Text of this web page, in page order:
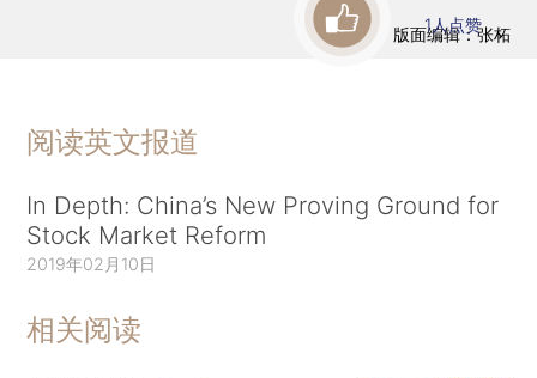
版面编辑：张柘
1人点赞
阅读英文报道
In Depth: China’s New Proving Ground for
Stock Market Reform
2019年02月10日
相关阅读